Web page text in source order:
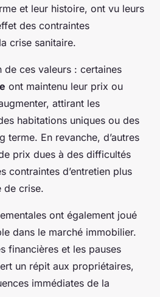
et leur histoire, ont vu leurs
des contraintes
crise sanitaire.
de ces valeurs : certaines
ont maintenu leur prix ou
attirant les
habitations uniques ou des
terme. En revanche, d’autres
prix dues à des difficultés
contraintes d’entretien plus
de crise.
ont également joué
dans le marché immobilier.
financières et les pauses
un répit aux propriétaires,
immédiates de la